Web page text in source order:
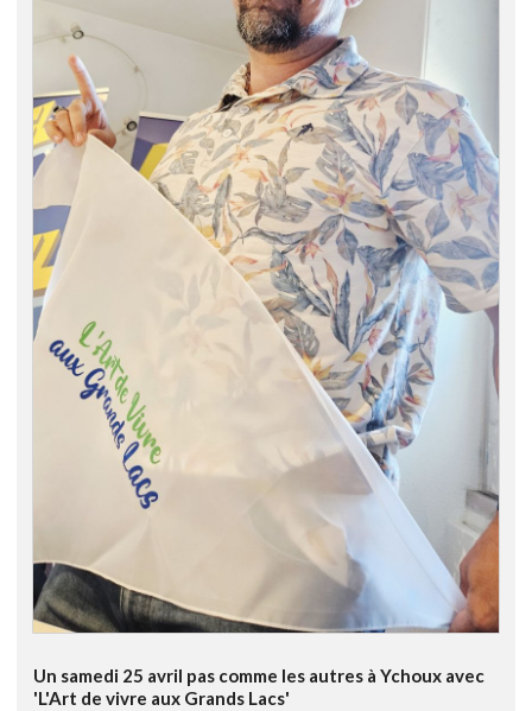
Un samedi 25 avril pas comme les autres à Ychoux avec
'L'Art de vivre aux Grands Lacs'